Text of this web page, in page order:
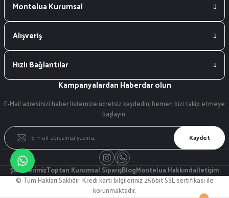
Montelua Kurumsal
Alışveriş
Hızlı Bağlantılar
Kampanyalardan Haberdar olun
E-Mail adresinizi haber listemize ücretsiz kaydedin, hemen bizi takip etmeye
başlayın.
Kaydet
ŞubelerimizToptan Kurumsal SiparişBlogMontelua Hakkındaİletişim
© Tüm Hakları Saklıdır. Kredi kartı bilgileriniz 256bit SSL sertifikası ile
korunmaktadır.